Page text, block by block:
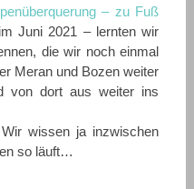
– zu Fuß
Juni 2021 – lernten wir
die wir noch einmal
Meran und Bozen weiter
von dort aus weiter ins
wissen ja inzwischen
so läuft…